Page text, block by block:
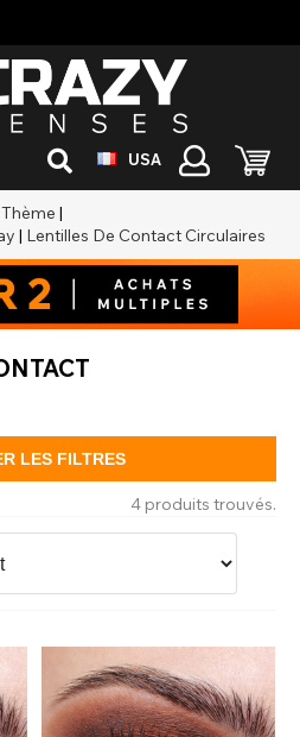
USA
|
| Lentilles De Contact Circulaires
LES FILTRES
4 produits trouvés.